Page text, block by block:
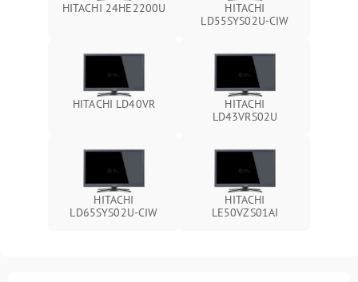
HITACHI 24HE2200U
HITACHI
LD55SYS02U-CIW
HITACHI LD40VR
HITACHI
LD43VRS02U
HITACHI
LD65SYS02U-CIW
HITACHI
LE50VZS01AI